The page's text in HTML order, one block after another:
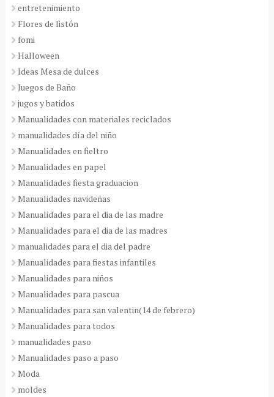
entretenimiento
Flores de listón
fomi
Halloween
Ideas Mesa de dulces
Juegos de Baño
jugos y batidos
Manualidades con materiales reciclados
manualidades día del niño
Manualidades en fieltro
Manualidades en papel
Manualidades fiesta graduacion
Manualidades navideñas
Manualidades para el dia de las madre
Manualidades para el dia de las madres
manualidades para el dia del padre
Manualidades para fiestas infantiles
Manualidades para niños
Manualidades para pascua
Manualidades para san valentin(14 de febrero)
Manualidades para todos
manualidades paso
Manualidades paso a paso
Moda
moldes